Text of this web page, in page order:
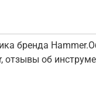
бренда
об